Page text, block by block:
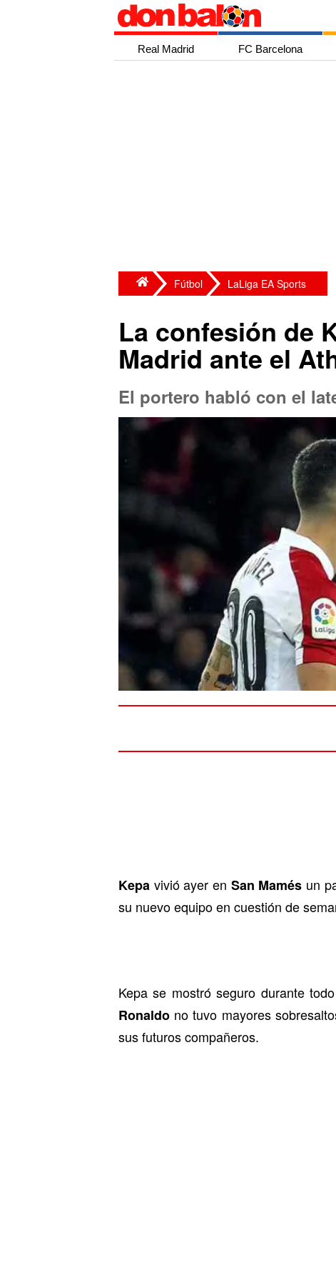
Real Madrid FC Barcelona
Fútbol LaLiga EA Sports
La confesión de
Madrid ante el
El portero habló con el
Kepa vivió ayer en San Mamés un
su nuevo equipo en cuestión de
Kepa se mostró seguro durante
Ronaldo no tuvo mayores
sus futuros compañeros.